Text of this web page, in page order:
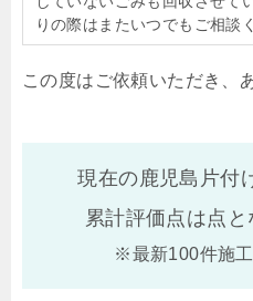
りの際はまたいつでもご相談
この度はご依頼いただき、
現在の鹿児島片付
累計評価点は点と
※最新100件施